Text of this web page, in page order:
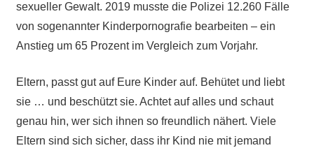
sexueller Gewalt. 2019 musste die Polizei 12.260 Fälle
von sogenannter Kinderpornografie bearbeiten – ein
Anstieg um 65 Prozent im Vergleich zum Vorjahr.
Eltern, passt gut auf Eure Kinder auf. Behütet und liebt
sie … und beschützt sie. Achtet auf alles und schaut
genau hin, wer sich ihnen so freundlich nähert. Viele
Eltern sind sich sicher, dass ihr Kind nie mit jemand